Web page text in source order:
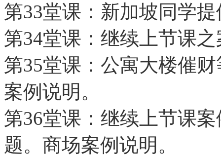
第33堂课：新加坡同学
第34堂课：继续上节课
第35堂课：公寓大楼催
案例说明。
第36堂课：继续上节课
题。商场案例说明。